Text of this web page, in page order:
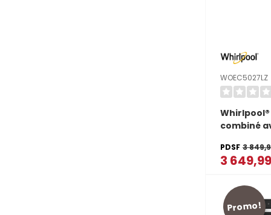
WOEC5027LZ
combiné
cu total
PDSF 3
3
Promo!